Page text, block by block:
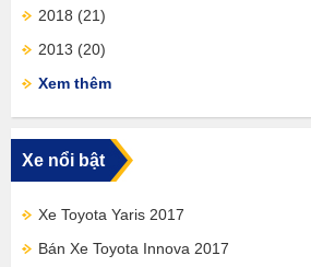
2018 (21)
2013 (20)
Xem thêm
Xe nổi bật
Xe Toyota Yaris 2017
Bán Xe Toyota Innova 2017